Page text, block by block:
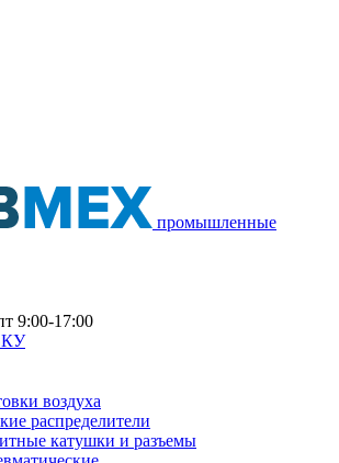
промышленные
9:00-17:00
воздуха
распределители
катушки и разъемы